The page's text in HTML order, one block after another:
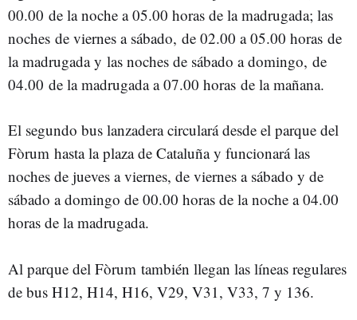
00.00 de la noche a 05.00 horas de la madrugada; las
noches de viernes a sábado, de 02.00 a 05.00 horas de
la madrugada y las noches de sábado a domingo, de
04.00 de la madrugada a 07.00 horas de la mañana.
El segundo bus lanzadera circulará desde el parque del
Fòrum hasta la plaza de Cataluña y funcionará las
noches de jueves a viernes, de viernes a sábado y de
sábado a domingo de 00.00 horas de la noche a 04.00
horas de la madrugada.
Al parque del Fòrum también llegan las líneas regulares
de bus H12, H14, H16, V29, V31, V33, 7 y 136.